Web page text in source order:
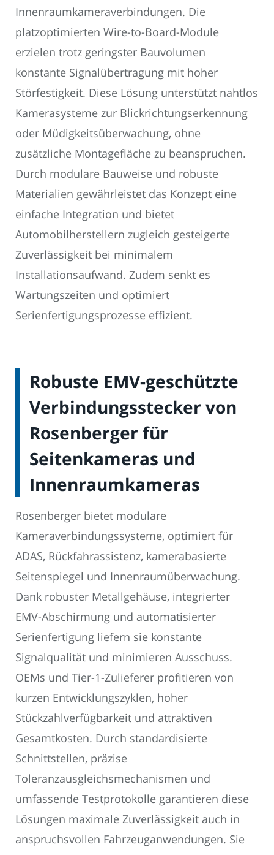
Innenraumkameraverbindungen. Die
platzoptimierten Wire-to-Board-Module
erzielen trotz geringster Bauvolumen
konstante Signalübertragung mit hoher
Störfestigkeit. Diese Lösung unterstützt nahtlos
Kamerasysteme zur Blickrichtungserkennung
oder Müdigkeitsüberwachung, ohne
zusätzliche Montagefläche zu beanspruchen.
Durch modulare Bauweise und robuste
Materialien gewährleistet das Konzept eine
einfache Integration und bietet
Automobilherstellern zugleich gesteigerte
Zuverlässigkeit bei minimalem
Installationsaufwand. Zudem senkt es
Wartungszeiten und optimiert
Serienfertigungsprozesse effizient.
Robuste EMV-geschützte
Verbindungsstecker von
Rosenberger für
Seitenkameras und
Innenraumkameras
Rosenberger bietet modulare
Kameraverbindungssysteme, optimiert für
ADAS, Rückfahrassistenz, kamerabasierte
Seitenspiegel und Innenraumüberwachung.
Dank robuster Metallgehäuse, integrierter
EMV-Abschirmung und automatisierter
Serienfertigung liefern sie konstante
Signalqualität und minimieren Ausschuss.
OEMs und Tier-1-Zulieferer profitieren von
kurzen Entwicklungszyklen, hoher
Stückzahlverfügbarkeit und attraktiven
Gesamtkosten. Durch standardisierte
Schnittstellen, präzise
Toleranzausgleichsmechanismen und
umfassende Testprotokolle garantieren diese
Lösungen maximale Zuverlässigkeit auch in
anspruchsvollen Fahrzeuganwendungen. Sie